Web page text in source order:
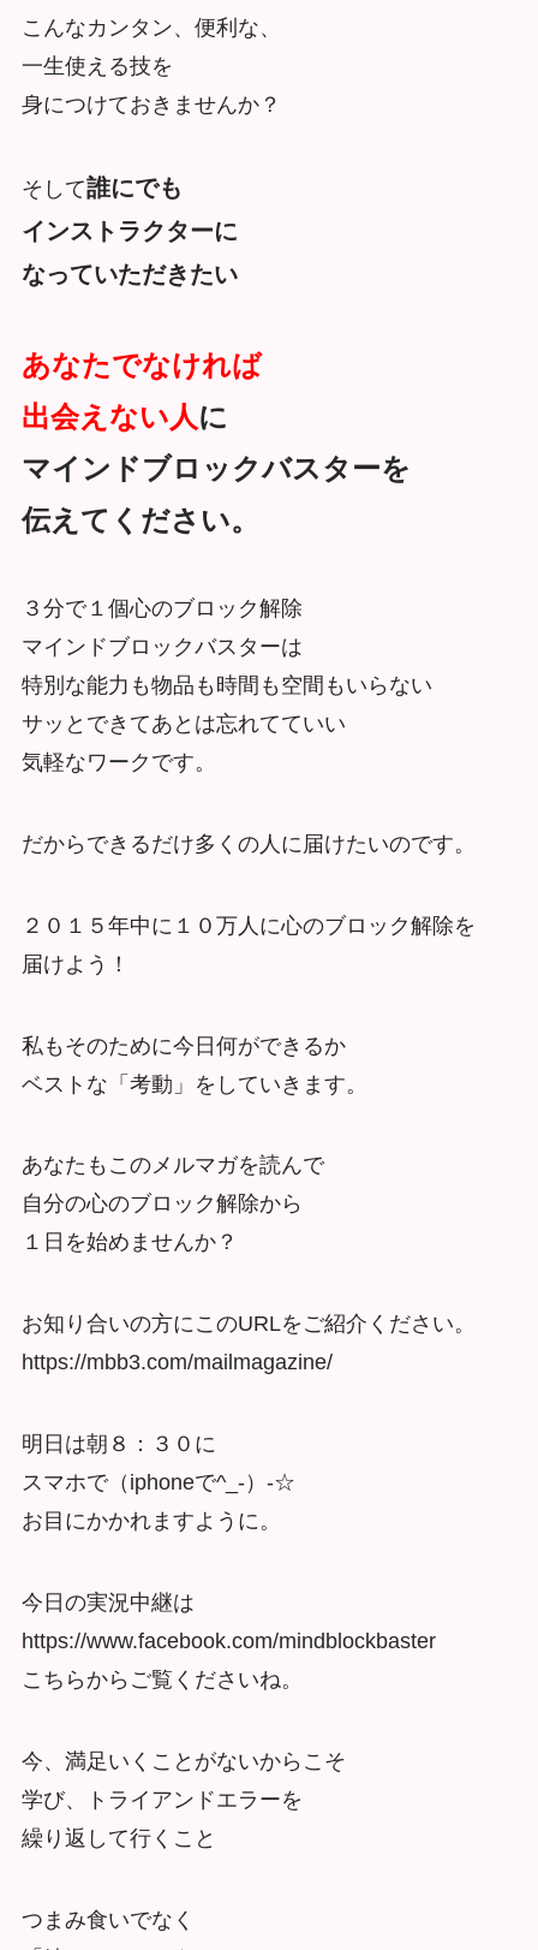
こんなカンタン、便利な、
一生使える技を
身につけておきませんか？
そして誰にでも
インストラクターに
なっていただきたい
あなたでなければ
出会えない人に
マインドブロックバスターを
伝えてください。
３分で１個心のブロック解除
マインドブロックバスターは
特別な能力も物品も時間も空間もいらない
サッとできてあとは忘れてていい
気軽なワークです。
だからできるだけ多くの人に届けたいのです。
２０１５年中に１０万人に心のブロック解除を
届けよう！
私もそのために今日何ができるか
ベストな「考動」をしていきます。
あなたもこのメルマガを読んで
自分の心のブロック解除から
１日を始めませんか？
お知り合いの方にこのURLをご紹介ください。
https://mbb3.com/mailmagazine/
明日は朝８：３０に
スマホで（iphoneで^_-）-☆
お目にかかれますように。
今日の実況中継は
https://www.facebook.com/mindblockbaster
こちらからご覧くださいね。
今、満足いくことがないからこそ
学び、トライアンドエラーを
繰り返して行くこと
つまみ食いでなく